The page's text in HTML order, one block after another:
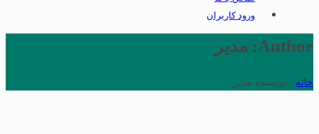
ورود کاربران
Author: مدیر
خانه › نویسنده مدیر